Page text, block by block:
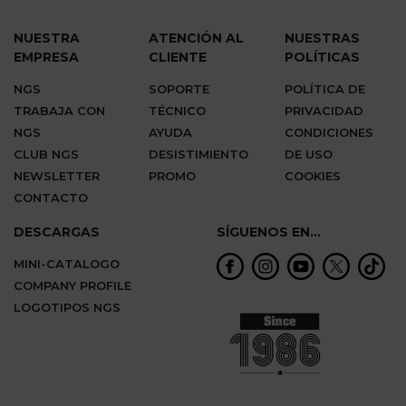
NUESTRA
EMPRESA
NGS
TRABAJA CON
NGS
CLUB NGS
NEWSLETTER
CONTACTO
ATENCIÓN AL
CLIENTE
SOPORTE
TÉCNICO
AYUDA
DESISTIMIENTO
PROMO
NUESTRAS
POLÍTICAS
POLÍTICA DE
PRIVACIDAD
CONDICIONES
DE USO
COOKIES
DESCARGAS
MINI-CATALOGO
COMPANY PROFILE
LOGOTIPOS NGS
SÍGUENOS EN...